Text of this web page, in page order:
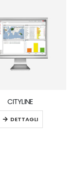
CITYLINE
DETTAGLI